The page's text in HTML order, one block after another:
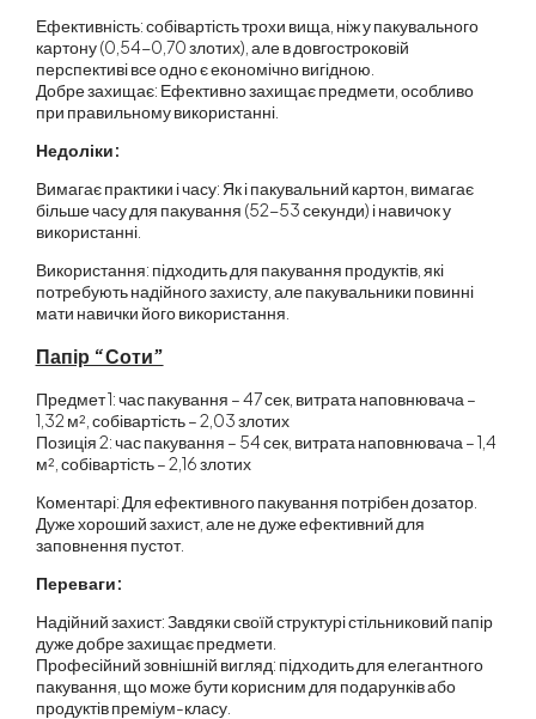
Ефективність: собівартість трохи вища, ніж у пакувального
картону (0,54-0,70 злотих), але в довгостроковій
перспективі все одно є економічно вигідною.
Добре захищає: Ефективно захищає предмети, особливо
при правильному використанні.
Недоліки:
Вимагає практики і часу: Як і пакувальний картон, вимагає
більше часу для пакування (52-53 секунди) і навичок у
використанні.
Використання: підходить для пакування продуктів, які
потребують надійного захисту, але пакувальники повинні
мати навички його використання.
Папір “Соти”
Предмет 1: час пакування – 47 сек, витрата наповнювача –
1,32 м², собівартість – 2,03 злотих
Позиція 2: час пакування – 54 сек, витрата наповнювача – 1,4
м², собівартість – 2,16 злотих
Коментарі: Для ефективного пакування потрібен дозатор.
Дуже хороший захист, але не дуже ефективний для
заповнення пустот.
Переваги:
Надійний захист: Завдяки своїй структурі стільниковий папір
дуже добре захищає предмети.
Професійний зовнішній вигляд: підходить для елегантного
пакування, що може бути корисним для подарунків або
продуктів преміум-класу.